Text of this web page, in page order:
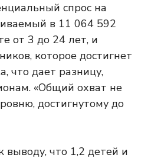
спрос на
в 11 064 592
от 3 до 24 лет, и
которое достигнет
что дает разницу,
«Общий охват не
достигнутому до
выводу, что 1,2 детей и